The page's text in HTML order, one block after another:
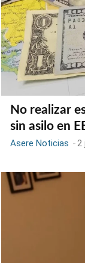
No realizar
sin asilo en
Asere Noticias -2